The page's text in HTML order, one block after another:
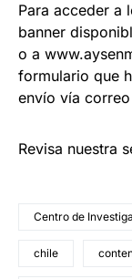
Para acceder a
banner
o a
formulario que
envío vía
Revisa nuestra
Centro de
chile